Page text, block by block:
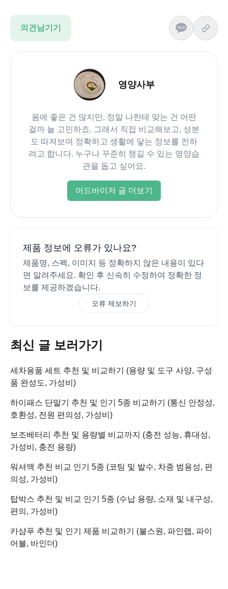
의견남기기
영양사부
몸에 좋은 건 많지만, 정말 나한테 맞는 건 어떤
걸까 늘 고민하죠. 그래서 직접 비교해보고, 성분
도 따져보며 정확하고 생활에 닿는 정보를 전하
려고 합니다. 누구나 꾸준히 챙길 수 있는 영양습
관을 돕고 싶어요.
어드바이저 글 더보기
제품 정보에 오류가 있나요?
제품명, 스펙, 이미지 등 정확하지 않은 내용이 있다
면 알려주세요. 확인 후 신속히 수정하여 정확한 정
보를 제공하겠습니다.
오류 제보하기
최신 글 보러가기
세차용품 세트 추천 및 비교하기 (용량 및 도구 사양, 구성
품 완성도, 가성비)
하이패스 단말기 추천 및 인기 5종 비교하기 (통신 안정성,
호환성, 전원 편의성, 가성비)
보조베터리 추천 및 용량별 비교까지 (충전 성능, 휴대성,
가성비, 충전 용량)
워셔액 추천 비교 인기 5종 (코팅 및 발수, 차종 범용성, 편
의성, 가성비)
탑박스 추천 및 비교 인기 5종 (수납 용량, 소재 및 내구성,
편의, 가성비)
카샴푸 추천 및 인기 제품 비교하기 (불스원, 파인랩, 파이
어볼, 바인더)